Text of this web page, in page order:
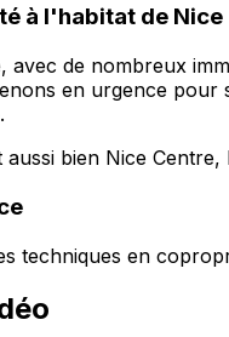
à l'habitat de Nice
avec de nombreux
en urgence
bien Nice
techniques en